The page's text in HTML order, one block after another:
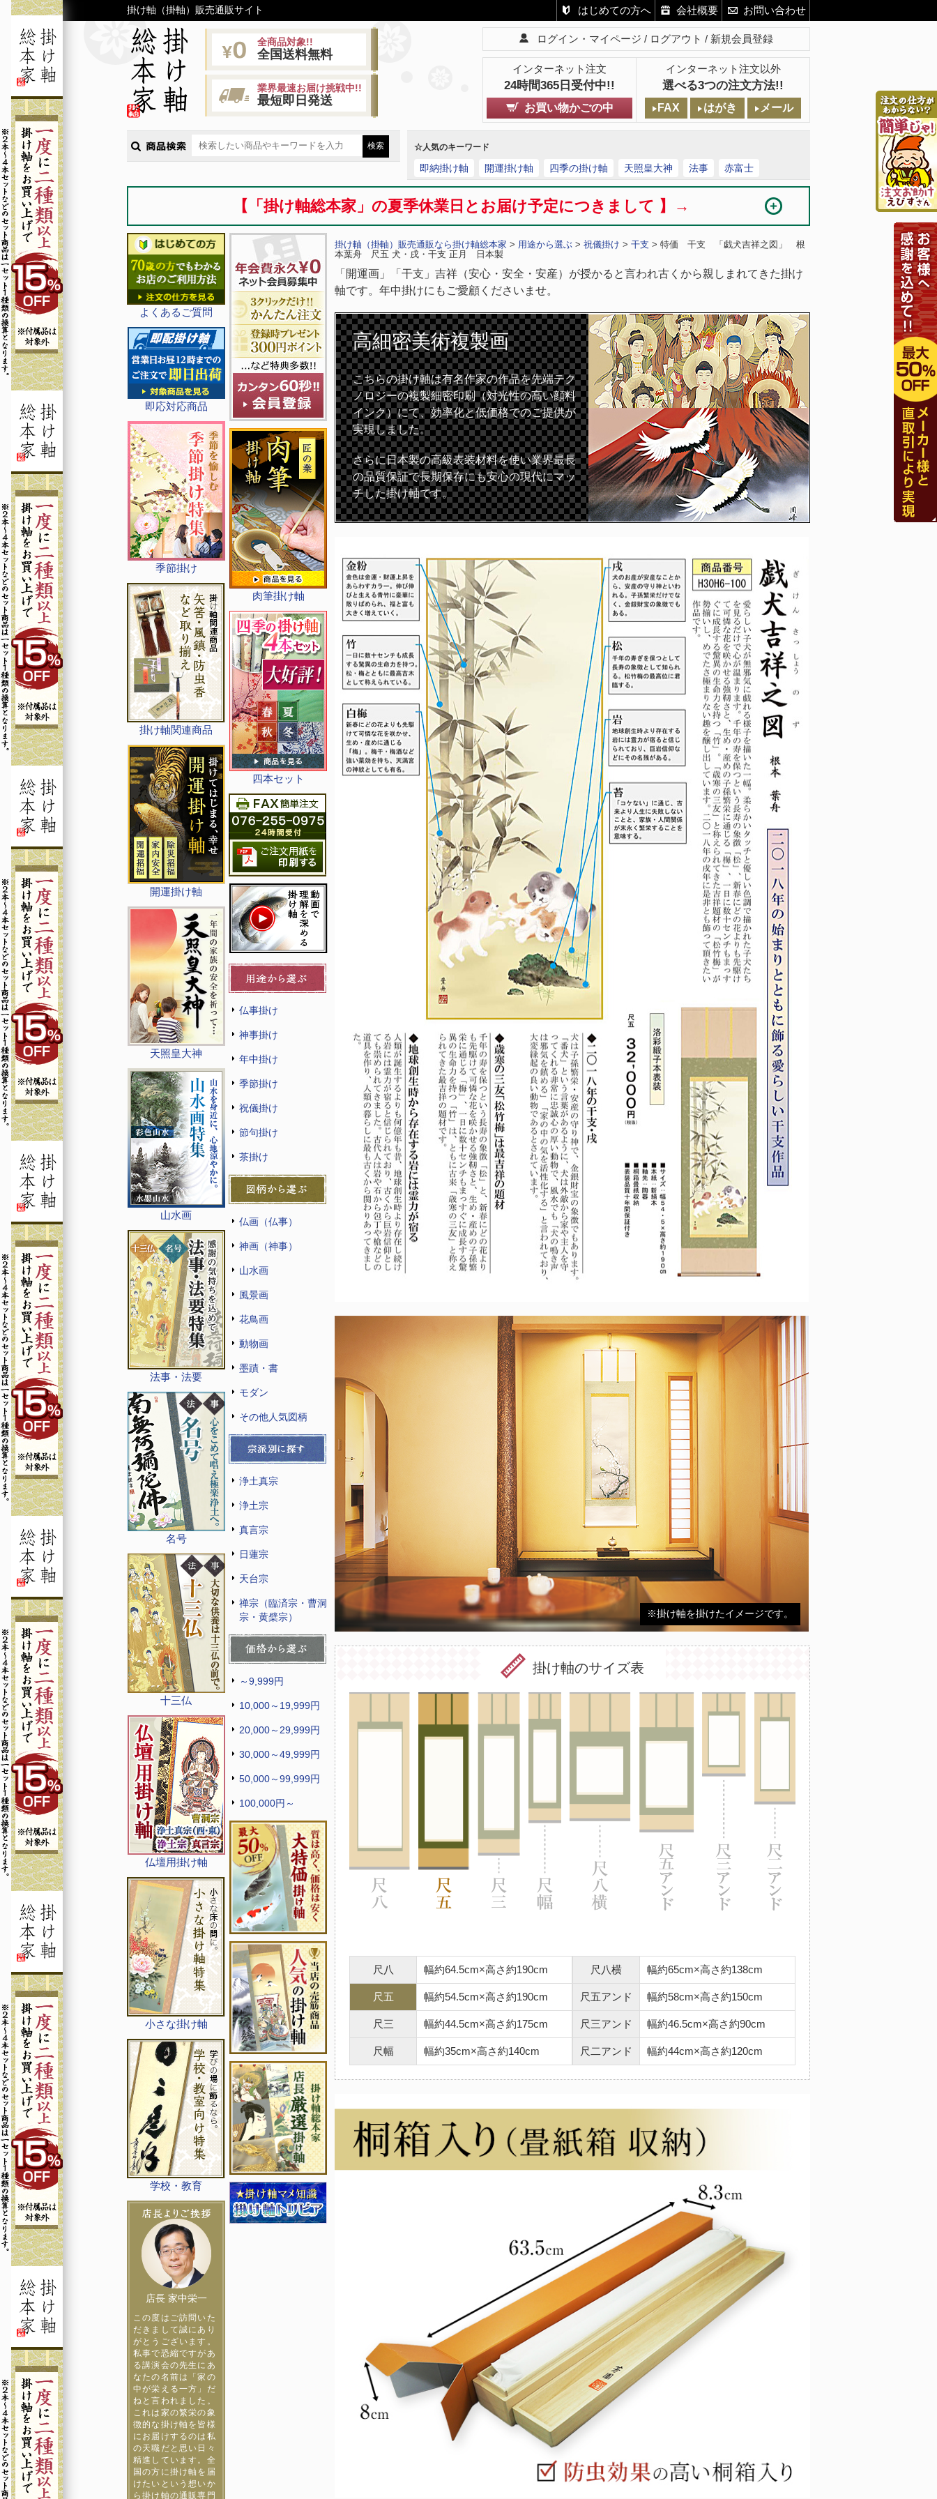
掛け軸（掛軸）販売通販サイト はじめての方へ 会社概要 お問い合わせ
全商品対象!!
全国送料無料
業界最速お届け挑戦中!!
最短即日発送
ログイン・マイページ ログアウト 新規会員登録
インターネット注文
24時間365日受付中!!
インターネット注文以外
選べる3つの注文方法!!
お買い物かごの中 FAX はがき メール
☆人気のキーワード
即納掛け軸 開運掛け軸 四季の掛け軸 天照皇大神 法事 赤富士
【「掛け軸総本家」の夏季休業日とお届け予定につきまして 】→
よくあるご質問
即応対応商品
季節掛け
掛け軸関連商品
開運掛け軸
天照皇大神
山水画
法事・法要
名号
十三仏
仏壇用掛け軸
小さな掛け軸
学校・教育
店長 家中栄一
この度はご訪問いた
だきまして誠にあり
がとうございます。
私事で恐縮ですがあ
る講演会の先生にあ
なたの名前は「家の
中が栄える一方」だ
ねと言われました。
これは家の繁栄の象
徴的な掛け軸を皆様
にお届けするのは私
の天職だと思い日々
精進しています。全
国の方に掛け軸を届
けたいという想いか
ら掛け軸の通販専門
肉筆掛け軸
四本セット
仏事掛け
神事掛け
年中掛け
季節掛け
祝儀掛け
節句掛け
茶掛け
仏画（仏事）
神画（神事）
山水画
風景画
花鳥画
動物画
墨蹟・書
モダン
その他人気図柄
浄土真宗
浄土宗
真言宗
日蓮宗
天台宗
禅宗（臨済宗・曹洞
宗・黄檗宗）
～9,999円
10,000～19,999円
20,000～29,999円
30,000～49,999円
50,000～99,999円
100,000円～
掛け軸（掛軸）販売通販なら掛け軸総本家 > 用途から選ぶ > 祝儀掛け > 干支 > 特価 干支 「戯犬吉祥之図」 根
本葉舟 尺五 犬・戌・干支 正月 日本製
「開運画」「干支」吉祥（安心・安全・安産）が授かると言われ古くから親しまれてきた掛け
軸です。年中掛けにもご愛顧くださいませ。
高細密美術複製画
こちらの掛け軸は有名作家の作品を先端テク
ノロジーの複製細密印刷（対光性の高い顔料
インク）にて、効率化と低価格でのご提供が
実現しました。
さらに日本製の高級表装材料を使い業界最長
の品質保証で長期保存にも安心の現代にマッ
チした掛け軸です。
※掛け軸を掛けたイメージです。
掛け軸のサイズ表
尺八 幅約64.5cm×高さ約190cm
尺五 幅約54.5cm×高さ約190cm
尺三 幅約44.5cm×高さ約175cm
尺幅 幅約35cm×高さ約140cm
尺八横 幅約65cm×高さ約138cm
尺五アンド 幅約58cm×高さ約150cm
尺三アンド 幅約46.5cm×高さ約90cm
尺二アンド 幅約44cm×高さ約120cm